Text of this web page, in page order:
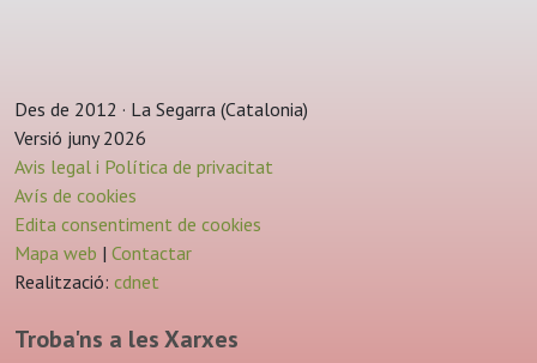
Des de 2012 · La Segarra (Catalonia)
Versió juny 2026
Avis legal i Política de privacitat
Avís de cookies
Edita consentiment de cookies
Mapa web | Contactar
Realització: cdnet
Troba'ns a les Xarxes